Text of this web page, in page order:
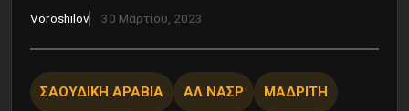
Voroshilov 30 Μαρτίου, 2023
ΣΑΟΥΔΙΚΗ ΑΡΑΒΙΑ ΑΛ ΝΑΣΡ ΜΑΔΡΙΤΗ